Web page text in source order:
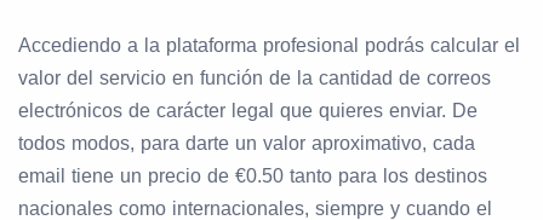
Accediendo a la plataforma profesional podrás calcular el
valor del servicio en función de la cantidad de correos
electrónicos de carácter legal que quieres enviar. De
todos modos, para darte un valor aproximativo, cada
email tiene un precio de €0.50 tanto para los destinos
nacionales como internacionales, siempre y cuando el